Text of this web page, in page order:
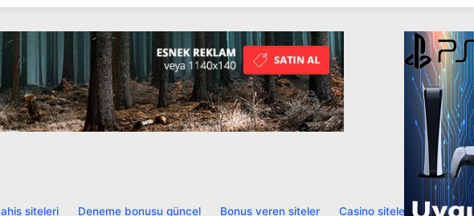
Devam Ediyor
siteleri Deneme bonusu güncel Bonus veren siteler Casino siteleri
·